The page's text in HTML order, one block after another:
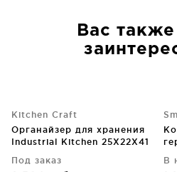
Вас
Kitchen Craft
Органайзер для хранения
Industrial Kitchen 25X22X41
Под заказ В